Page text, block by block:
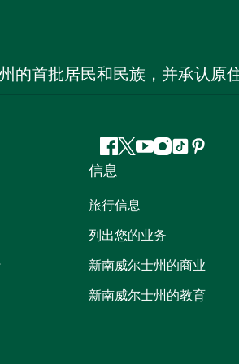
的首批居民和民族，并承认原
Facebook
叽
喳
喳
YouTube
Instagram
抖
信息
旅行信息
列出您的业务
新南威尔士州的商业
新南威尔士州的教育